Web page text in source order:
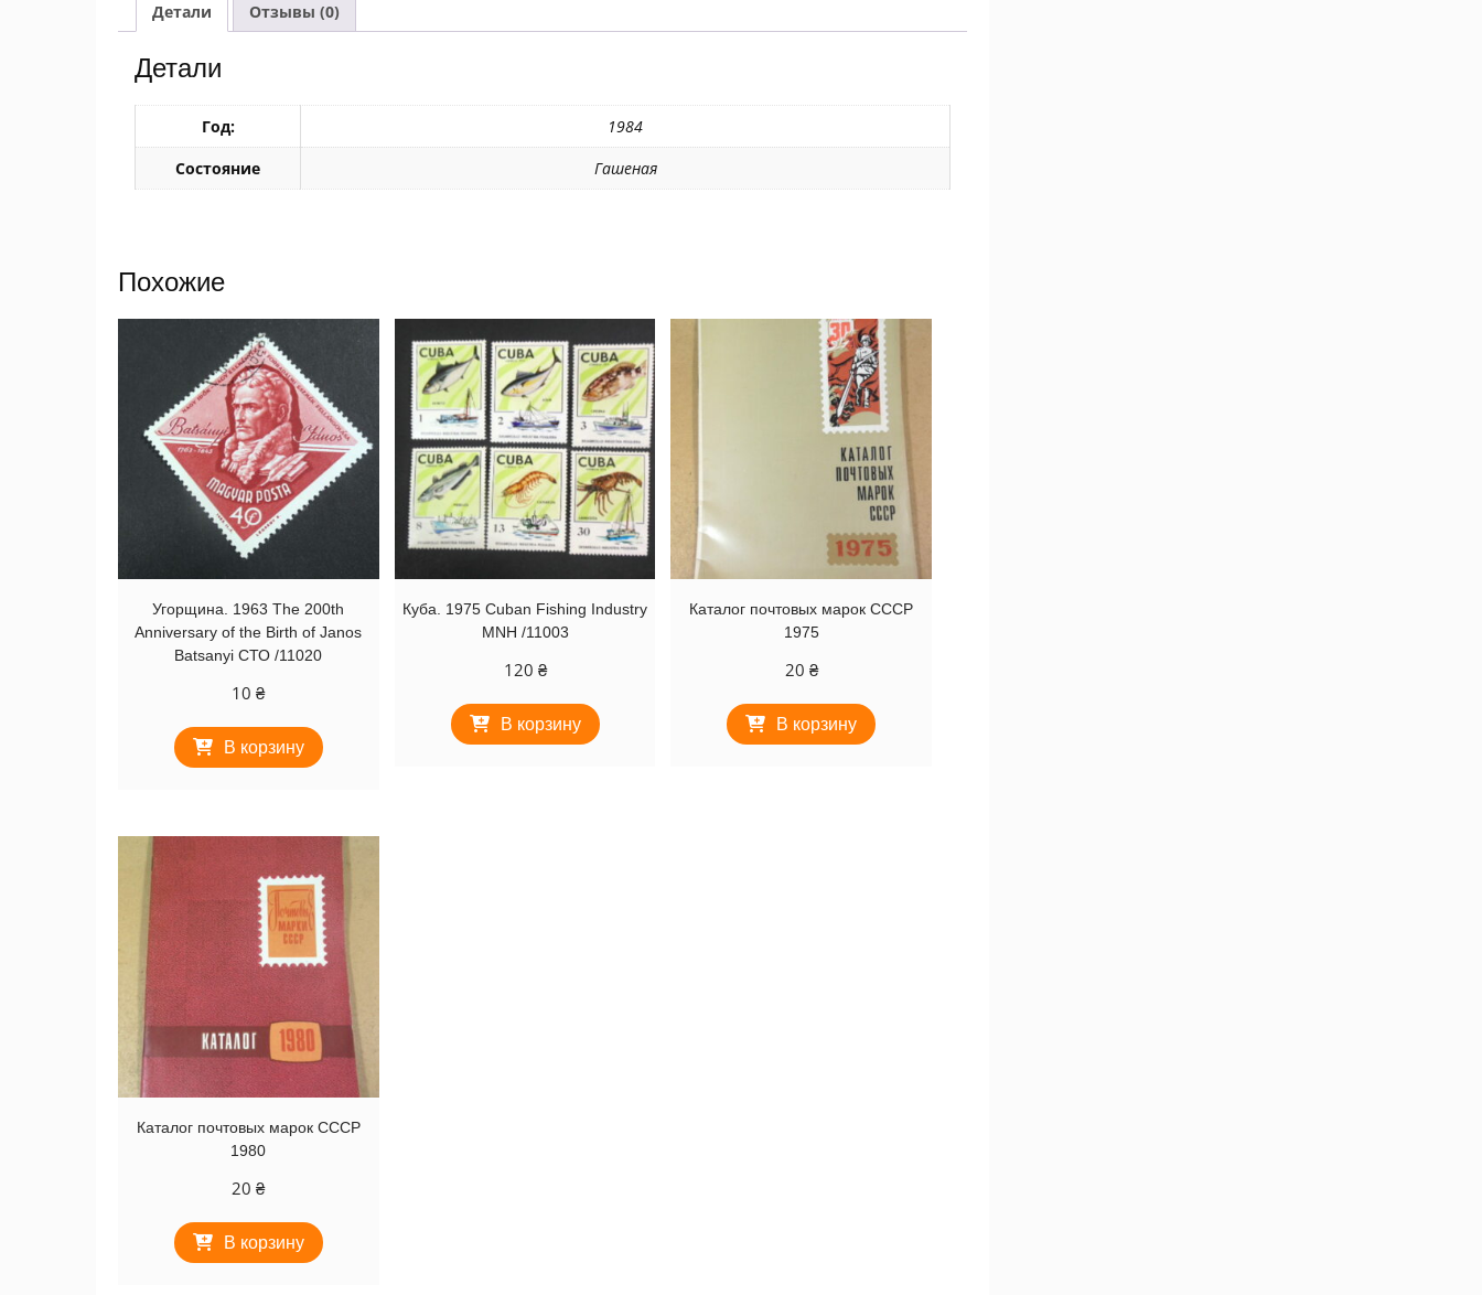
годом!
Детали Отзывы (0)
Детали
Год:
1984
Состояние
Гашеная
Похожие
Угорщина. 1963 The 200th
Anniversary of the Birth of Janos
Batsanyi СТО /11020
10₴
В корзину
Куба. 1975 Cuban Fishing Industry
MNH /11003
120 ₴
В корзину
Каталог почтовых марок СССР
1975
20 ₴
В корзину
Каталог почтовых марок СССР
1980
20₴
В корзину